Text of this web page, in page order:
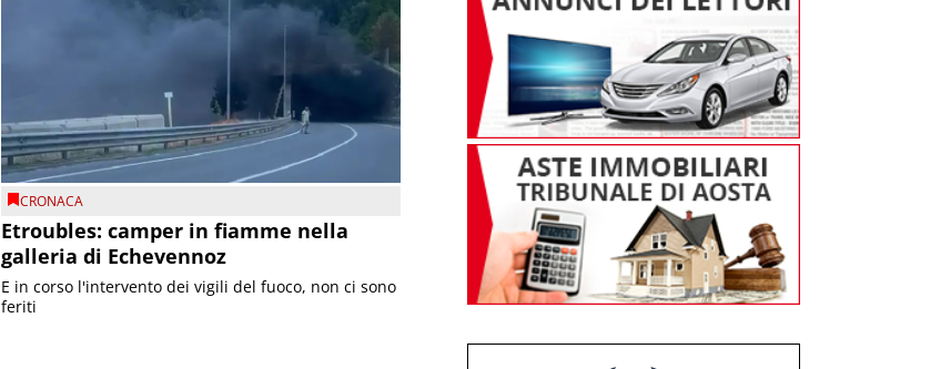
CRONACA
Etroubles: camper in fiamme nella
galleria di Echevennoz
E in corso l'intervento dei vigili del fuoco, non ci sono
feriti